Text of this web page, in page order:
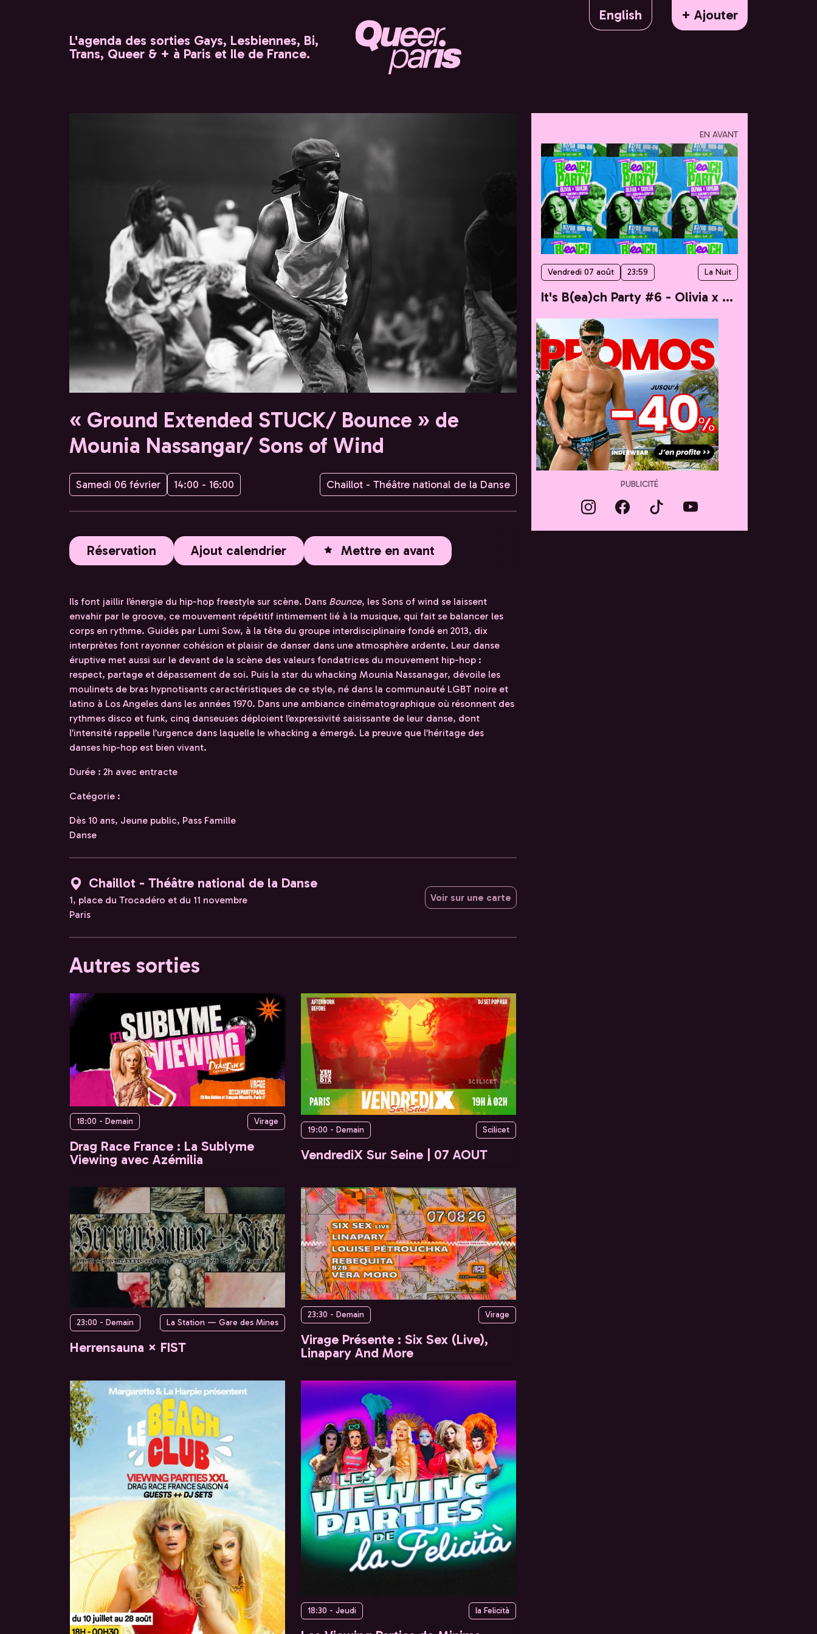
English
+ Ajouter
L'agenda des sorties Gays, Lesbiennes, Bi,
Trans, Queer & + à Paris et Ile de France.
« Ground Extended STUCK/ Bounce » de
Mounia Nassangar/ Sons of Wind
Samedi 06 février 14:00 - 16:00 Chaillot - Théâtre national de la Danse
Réservation Ajout calendrier Mettre en avant
Ils font jaillir l’énergie du hip-hop freestyle sur scène. Dans Bounce, les Sons of wind se laissent
envahir par le groove, ce mouvement répétitif intimement lié à la musique, qui fait se balancer les
corps en rythme. Guidés par Lumi Sow, à la tête du groupe interdisciplinaire fondé en 2013, dix
interprètes font rayonner cohésion et plaisir de danser dans une atmosphère ardente. Leur danse
éruptive met aussi sur le devant de la scène des valeurs fondatrices du mouvement hip-hop :
respect, partage et dépassement de soi. Puis la star du whacking Mounia Nassanagar, dévoile les
moulinets de bras hypnotisants caractéristiques de ce style, né dans la communauté LGBT noire et
latino à Los Angeles dans les années 1970. Dans une ambiance cinématographique où résonnent des
rythmes disco et funk, cinq danseuses déploient l’expressivité saisissante de leur danse, dont
l’intensité rappelle l’urgence dans laquelle le whacking a émergé. La preuve que l’héritage des
danses hip-hop est bien vivant.
Durée : 2h avec entracte
Catégorie :
Dès 10 ans, Jeune public, Pass Famille
Danse
Chaillot - Théâtre national de la Danse
1, place du Trocadéro et du 11 novembre
Paris
Voir sur une carte
Autres sorties
18:00 - Demain Virage
Drag Race France : La Sublyme
Viewing avec Azémilia
19:00 - Demain Scilicet
VendrediX Sur Seine | 07 AOUT
23:00 - Demain La Station — Gare des Mines
Herrensauna × FIST
23:30 - Demain Virage
Virage Présente : Six Sex (Live),
Linapary And More
18:30 - Jeudi la Felicità
EN AVANT
Vendredi 07 août 23:59 La Nuit
It's B(ea)ch Party #6 - Olivia x Taylor
PUBLICITÉ